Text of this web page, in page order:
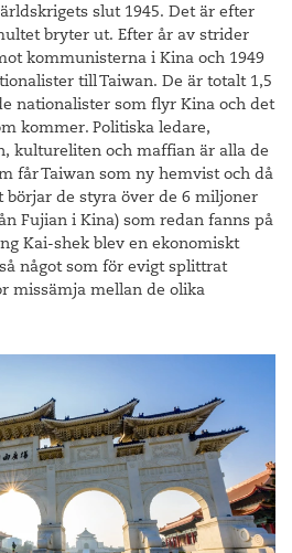
slut 1945. Det är efter
bryter ut. Efter år av strider
kommunisterna i Kina och 1949
till Taiwan. De är totalt 1,5
nationalister som flyr Kina och det
kommer. Politiska ledare,
kultureliten och maffian är alla de
får Taiwan som ny hemvist och då
börjar de styra över de 6 miljoner
Fujian i Kina) som redan fanns på
Kai-shek blev en ekonomiskt
något som för evigt splittrat
missämja mellan de olika